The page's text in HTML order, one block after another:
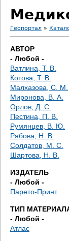
В
ы
з
д
е
с
Геопортал »
АВТОР
- Любой -
Ватлина, Т. В.
Котова, Т. В.
Малхазова, С. М.
Миронова, В. А.
Орлов, Д. С.
Пестина, П. В.
Румянцев, В. Ю.
Рябова, Н. В.
Солдатов, М. С.
Шартова, Н. В.
ИЗДАТЕЛЬ
- Любой -
Парето-Принт
ТИП
- Любой -
Атлас